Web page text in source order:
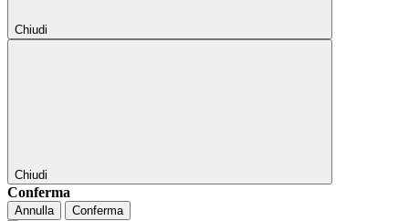
Chiudi
Chiudi
Conferma
Annulla Conferma